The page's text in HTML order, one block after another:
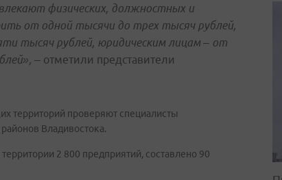
физических, должностных и
от одной тысячи до трех тысяч рублей,
тысяч рублей, юридическим лицам – от
– отметили представители
территорий проверяют специалисты
Владивостока.
2 800 предприятий, составлено 90